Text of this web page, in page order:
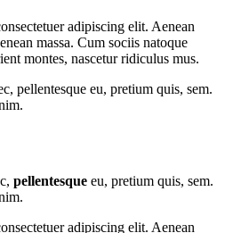
adipiscing elit. Aenean
massa. Cum sociis natoque
montes, nascetur ridiculus mus.
pellentesque eu, pretium quis, sem.
pellentesque eu, pretium quis, sem.
adipiscing elit. Aenean